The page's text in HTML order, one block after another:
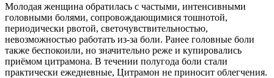
Молодая женщина обратилась с частыми, интенсивными
головными болями, сопровождающимися тошнотой,
периодически рвотой, светочувствительностью,
невозможностью работать из-за боли. Ранее головные боли
также беспокоили, но значительно реже и купировались
приёмом цитрамона. В течении полугода боли стали
практически ежедневные, Цитрамон не приносит облегчения.